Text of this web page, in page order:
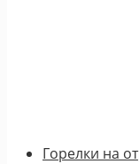
Горелки на